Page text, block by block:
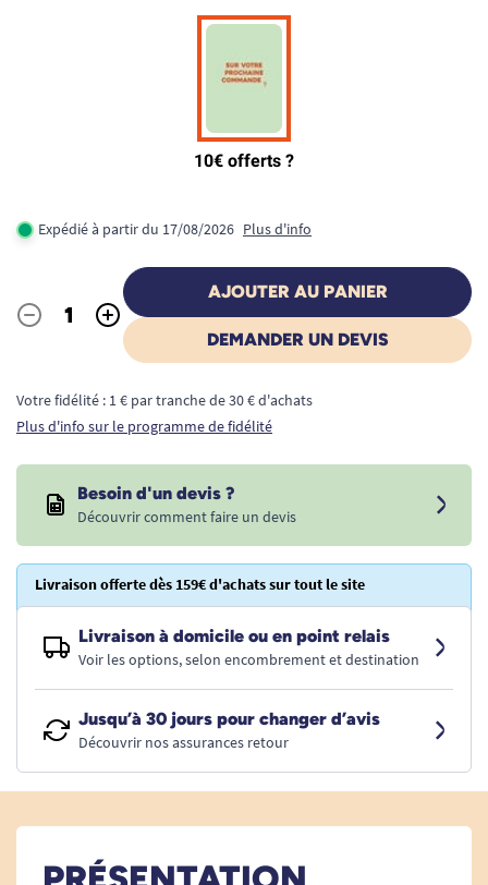
Expédié à partir du 17/08/2026 Plus d'info
Quantité
- +
AJOUTER AU PANIER
DEMANDER UN DEVIS
Votre fidélité : 1 € par tranche de 30 € d'achats
Plus d'info sur le programme de fidélité
Besoin d'un devis ?
Découvrir comment faire un devis
Livraison offerte dès 159€ d'achats sur tout le site
Livraison à domicile ou en point relais
Voir les options, selon encombrement et destination
Jusqu’à 30 jours pour changer d’avis
Découvrir nos assurances retour